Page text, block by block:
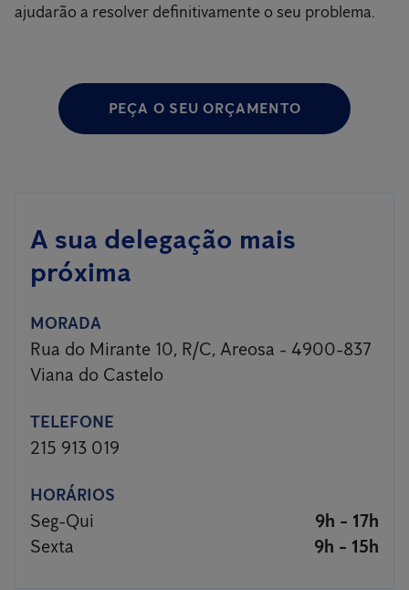
ajudarão a resolver definitivamente o seu problema.
PEÇA O SEU ORÇAMENTO
A sua delegação mais
próxima
MORADA
Rua do Mirante 10, R/C, Areosa - 4900-837
Viana do Castelo
TELEFONE
215 913 019
HORÁRIOS
Seg-Qui
9h - 17h
Sexta
9h - 15h